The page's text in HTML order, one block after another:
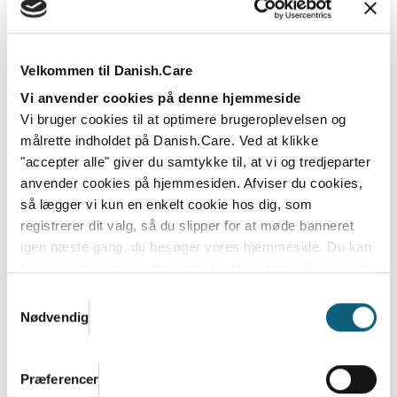
Velkommen til Danish.Care
Vi anvender cookies på denne hjemmeside
Vi bruger cookies til at optimere brugeroplevelsen og
målrette indholdet på Danish.Care. Ved at klikke
"accepter alle" giver du samtykke til, at vi og tredjeparter
anvender cookies på hjemmesiden. Afviser du cookies,
så lægger vi kun en enkelt cookie hos dig, som
registrerer dit valg, så du slipper for at møde banneret
igen næste gang, du besøger vores hjemmeside. Du kan
Danish.Cares privatlivs- og cookiepolitik
Nødvendig
Præferencer
Hjælpemidler, forebyggelse og politisk
dialog - Danish.Care på Folkemødet
Danish.Care deltog også i år på Folkemødet med
stærke aktiviteter og fokus på at styrke...
Læs mere